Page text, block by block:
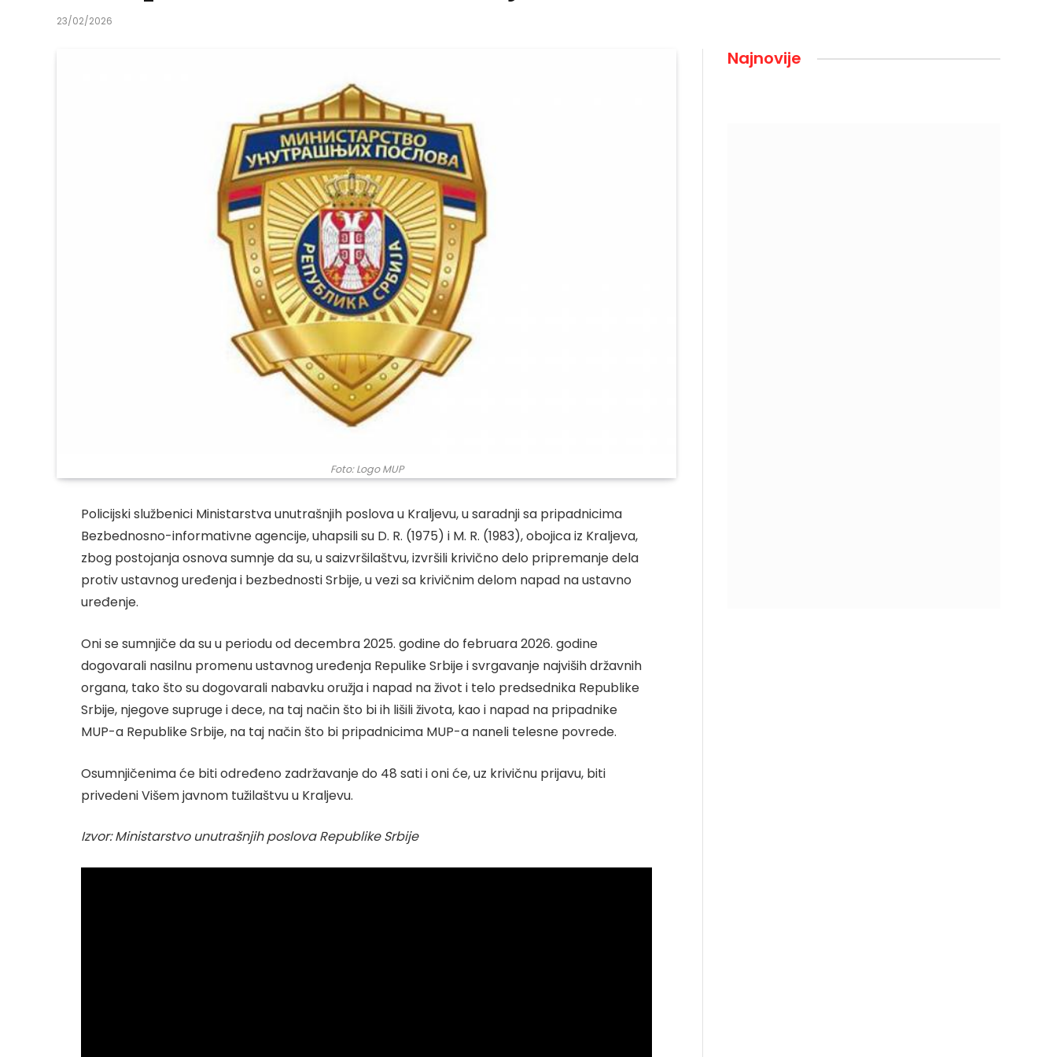
23/02/2026
Foto: Logo MUP
Policijski službenici Ministarstva unutrašnjih poslova u Kraljevu, u saradnji sa pripadnicima
Bezbednosno-informativne agencije, uhapsili su D. R. (1975) i M. R. (1983), obojica iz Kraljeva,
zbog postojanja osnova sumnje da su, u saizvršilaštvu, izvršili krivično delo pripremanje dela
protiv ustavnog uređenja i bezbednosti Srbije, u vezi sa krivičnim delom napad na ustavno
uređenje.
Oni se sumnjiče da su u periodu od decembra 2025. godine do februara 2026. godine
dogovarali nasilnu promenu ustavnog uređenja Repulike Srbije i svrgavanje najviših državnih
organa, tako što su dogovarali nabavku oružja i napad na život i telo predsednika Republike
Srbije, njegove supruge i dece, na taj način što bi ih lišili života, kao i napad na pripadnike
MUP-a Republike Srbije, na taj način što bi pripadnicima MUP-a naneli telesne povrede.
Osumnjičenima će biti određeno zadržavanje do 48 sati i oni će, uz krivičnu prijavu, biti
privedeni Višem javnom tužilaštvu u Kraljevu.
Izvor: Ministarstvo unutrašnjih poslova Republike Srbije
Najnovije